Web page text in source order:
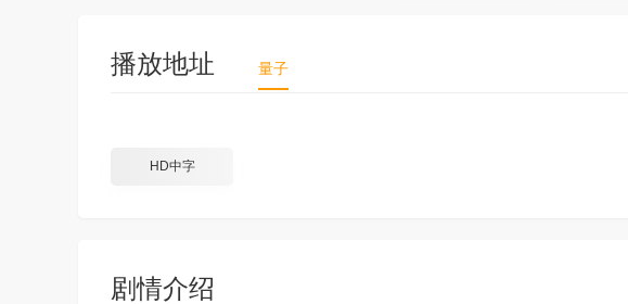
播放地址 量子
HD中字
剧情介绍